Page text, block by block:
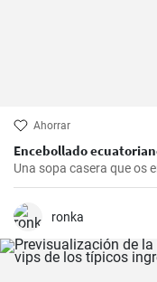
Ahorrar
Encebollado
Una sopa casera que os
ronka